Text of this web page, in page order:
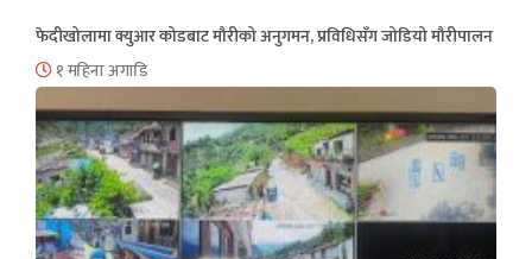
फेदीखोलामा क्युआर कोडबाट मौरीको अनुगमन, प्रविधिसँग जोडियो मौरीपालन
१ महिना अगाडि